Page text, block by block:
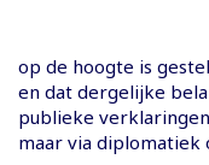
op de hoogte is
en dat dergelijke
publieke
maar via diplomatiek